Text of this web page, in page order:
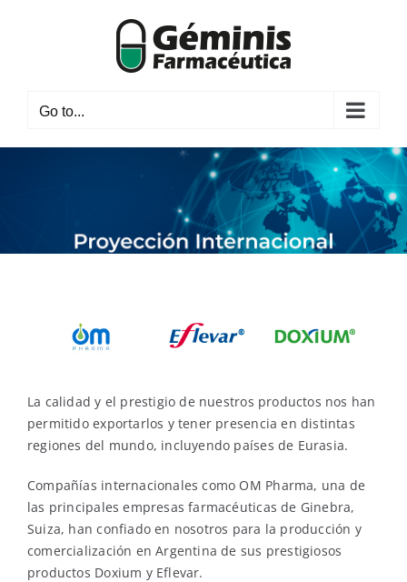
Go to...
La calidad y el prestigio de nuestros productos nos han
permitido exportarlos y tener presencia en distintas
regiones del mundo, incluyendo países de Eurasia.
Compañías internacionales como OM Pharma, una de
las principales empresas farmacéuticas de Ginebra,
Suiza, han confiado en nosotros para la producción y
comercialización en Argentina de sus prestigiosos
productos Doxium y Eflevar.